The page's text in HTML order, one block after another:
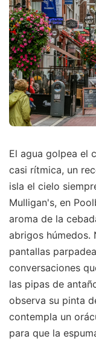
El agua golpea el
casi rítmica, un
isla el cielo
Mulligan's, en
aroma de la
abrigos húmedos.
pantallas
conversaciones
las pipas de
observa su pinta
contempla un
para que la